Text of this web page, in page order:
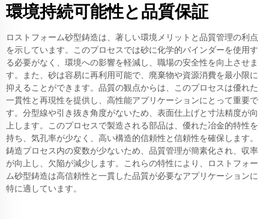
環境持続可能性と品質保証
ロストフォーム砂型鋳造は、著しい環境メリットと品質管理の利点
を示しています。このプロセスでは砂に化学的バインダーを使用す
る必要がなく、環境への影響を軽減し、職場の安全性を向上させま
す。また、砂は容易に再利用可能で、廃棄物や資源消費を最小限に
抑えることができます。品質の観点からは、このプロセスは優れた
一貫性と再現性を提供し、高性能アプリケーションにとって重要で
す。分型線や引き抜き角度がないため、表面仕上げと寸法精度が向
上します。このプロセスで製造される部品は、優れた冶金的特性を
持ち、気孔率が少なく、高い構造的信頼性と信頼性を確保します。
鋳造プロセス内の変数が少ないため、品質管理が簡素化され、収率
が向上し、欠陥が減少します。これらの特性により、ロストフォー
ム砂型鋳造は高信頼性と一貫した品質が必要なアプリケーションに
特に適しています。